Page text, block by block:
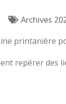
Archives
printanière
repérer des